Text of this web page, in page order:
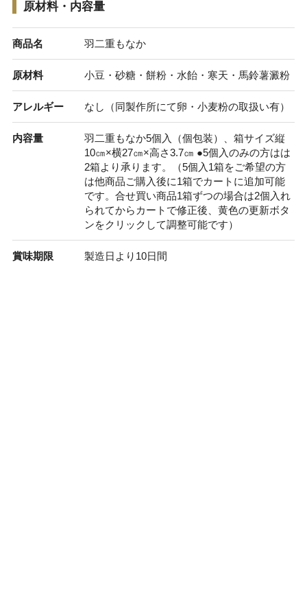
原材料・内容量
商品名 羽二重もなか
原材料 小豆・砂糖・餅粉・水飴・寒天・馬鈴薯澱粉
アレルギー なし（同製作所にて卵・小麦粉の取扱い有）
内容量
羽二重もなか5個入（個包装）、箱サイズ縦
10㎝×横27㎝×高さ3.7㎝ ●5個入のみの方はは
2箱より承ります。（5個入1箱をご希望の方
は他商品ご購入後に1箱でカートに追加可能
です。合せ買い商品1箱ずつの場合は2個入れ
られてからカートで修正後、黄色の更新ボタ
ンをクリックして調整可能です）
賞味期限 製造日より10日間